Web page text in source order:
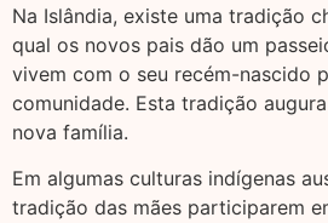
Na Islândia, existe uma tradição
qual os novos pais dão um
vivem com o seu recém-nascido
comunidade. Esta tradição
nova família.
Em algumas culturas indígenas
tradição das mães participarem